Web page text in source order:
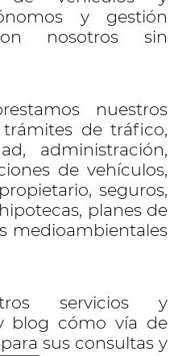
y gestión
nosotros sin
nuestros
de tráfico,
administración,
de vehículos,
seguros,
planes de
medioambientales
servicios y
blog cómo vía de
sus consultas y